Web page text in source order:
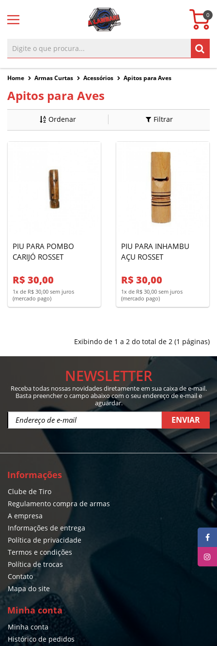
0
Home Armas Curtas Acessórios Apitos para Aves
Apitos para Aves
Ordenar Filtrar
PIU PARA POMBO
CARIJÓ ROSSET
R$ 30,00
1x de R$ 30,00 sem juros
(mercado pago)
PIU PARA INHAMBU
AÇU ROSSET
R$ 30,00
1x de R$ 30,00 sem juros
(mercado pago)
Exibindo de 1 a 2 do total de 2 (1 páginas)
NEWSLETTER
Receba todas nossas novidades diretamente em sua caixa de e-mail.
Basta preencher o campo abaixo com o seu endereço de e-mail e
aguardar.
ENVIAR
Informações
Clube de Tiro
Regulamento compra de armas
A empresa
Informações de entrega
Política de privacidade
Termos e condições
Política de trocas
Contato
Mapa do site
Minha conta
Minha conta
Histórico de pedidos